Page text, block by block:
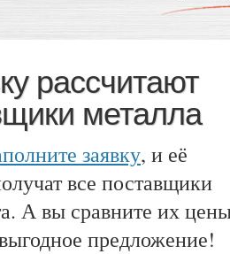
рассчитают
металла
заявку, и её
все поставщики
А вы сравните их
предложение!